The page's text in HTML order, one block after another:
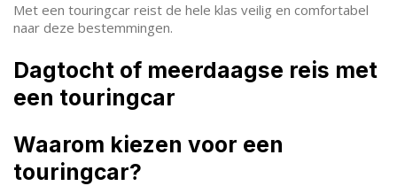
Met een touringcar reist de hele klas veilig en comfortabel
naar deze bestemmingen.
Dagtocht of meerdaagse reis met
een touringcar
Waarom kiezen voor een
touringcar?